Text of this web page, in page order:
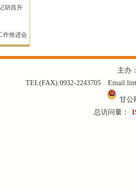
胡昌升
作推进会
主办
TEL(FAX):0932-2243705
甘公
总访问量：